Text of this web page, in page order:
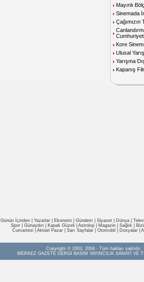
Mayınlı
Sinemada
Çağımızın
Cumhuriyeti
Kore
Ulusal
Yarışma
Kapanış
Günün İçinden Yazarlar Ekonomi Gündem Siyaset Dünya |
Spor
Günaydın Kapak Güzeli Astroloji Magazin Sağlık
Cumartesi| Aktüel Pazar| Sarı Sayfalar| Otomobil Dosyalar|
Copyright © 2003, 2004 - Tüm hakları saklıdır.
MERKEZ GAZETE DERGİ BASIM YAYINCILIK SANAYİ VE